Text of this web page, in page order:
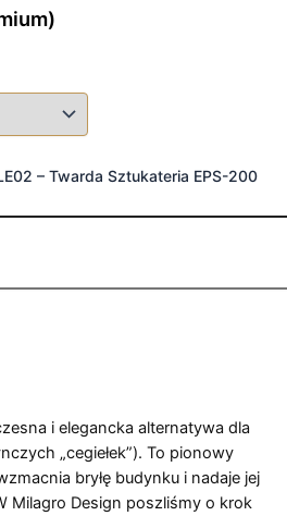
– Twarda Sztukateria EPS-200
i elegancka alternatywa dla
„cegiełek”). To pionowy
bryłę budynku i nadaje jej
Milagro Design poszliśmy o krok